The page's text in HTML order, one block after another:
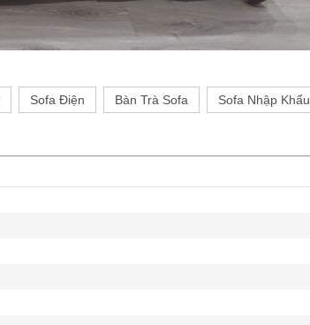
Sofa Điện Bàn Trà Sofa Sofa Nhập Khẩu